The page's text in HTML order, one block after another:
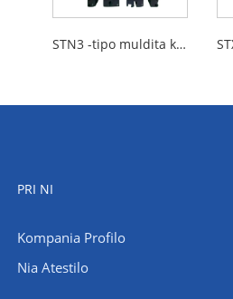
STN3 -tipo muldita kaz -cirkvitfrapilo
PRI NI
Kompania Profilo
Nia Atestilo